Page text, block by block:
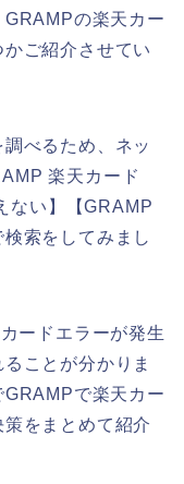
の楽天カー
ご紹介させてい
べるため、ネッ
楽天カード
ない】【GRAMP
索をしてみまし
ードエラーが発生
ことが分かりま
で楽天カー
をまとめて紹介